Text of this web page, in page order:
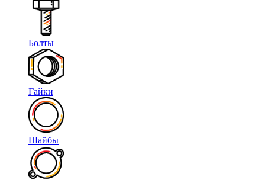
Болты
Гайки
Шайбы